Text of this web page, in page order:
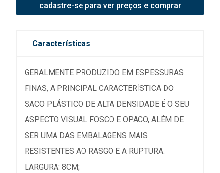
cadastre-se para ver preços e comprar
Características
GERALMENTE PRODUZIDO EM ESPESSURAS
FINAS, A PRINCIPAL CARACTERÍSTICA DO
SACO PLÁSTICO DE ALTA DENSIDADE É O SEU
ASPECTO VISUAL FOSCO E OPACO, ALÉM DE
SER UMA DAS EMBALAGENS MAIS
RESISTENTES AO RASGO E A RUPTURA.
LARGURA: 8CM;